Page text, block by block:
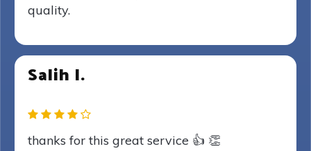
quality.
Salih I.
thanks for this great service 👍 👏